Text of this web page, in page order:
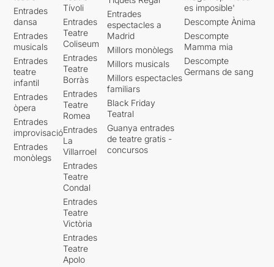
Entrades
dansa
Entrades
musicals
Entrades
teatre
infantil
Entrades
òpera
Entrades
improvisació
Entrades
monòlegs
Tívoli
Entrades
Teatre
Coliseum
Entrades
Teatre
Borràs
Entrades
Teatre
Romea
Entrades
La
Villarroel
Entrades
Teatre
Condal
Entrades
Teatre
Victòria
Entrades
Teatre
Apolo
Entrades
espectacles a
Madrid
Millors monòlegs
Millors musicals
Millors espectacles
familiars
Black Friday
Teatral
Guanya entrades
de teatre gratis -
concursos
es imposible'
Descompte Ànima
Descompte
Mamma mia
Descompte
Germans de sang